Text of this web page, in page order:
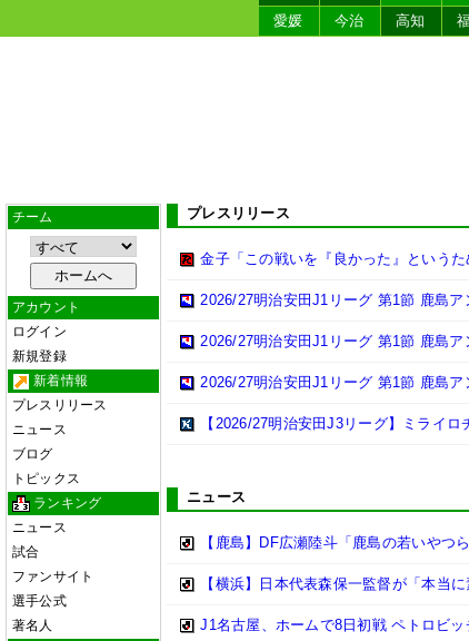
愛媛
今治 高知
チーム
アカウント
ログイン
新規登録
新着情報
プレスリリース
ニュース
ブログ
トピックス
ランキング
ニュース
試合
ファンサイト
選手公式
著名人
プレスリリース
金子「この戦いを『良かった』という
2026/27明治安田J1リーグ 第1節 鹿島
2026/27明治安田J1リーグ 第1節 鹿島
2026/27明治安田J1リーグ 第1節 鹿島
【2026/27明治安田J3リーグ】ミライ
ニュース
【鹿島】DF広瀬陸斗「鹿島の若いや
【横浜】日本代表森保一監督が「本当
J1名古屋、ホームで8日初戦 ペトロビッ